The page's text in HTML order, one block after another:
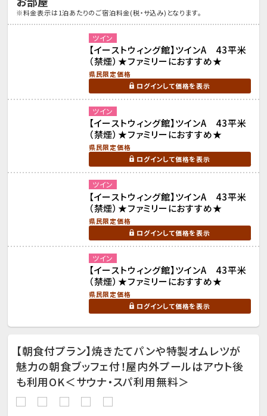
※料金表示は1泊あたりのご宿泊料金(税・サ込み)となります。
ツイン
【イーストウィング館】ツインA 43平米
（禁煙）★ファミリーにおすすめ★
県民限定価格
ログインして価格を表示
ツイン
【イーストウィング館】ツインA 43平米
（禁煙）★ファミリーにおすすめ★
県民限定価格
ログインして価格を表示
ツイン
【イーストウィング館】ツインA 43平米
（禁煙）★ファミリーにおすすめ★
県民限定価格
ログインして価格を表示
ツイン
【イーストウィング館】ツインA 43平米
（禁煙）★ファミリーにおすすめ★
県民限定価格
ログインして価格を表示
【朝食付プラン】焼きたてパンや特製オムレツが
魅力の朝食ブッフェ付！屋内外プールはアウト後
も利用OK＜サウナ・スパ利用無料＞